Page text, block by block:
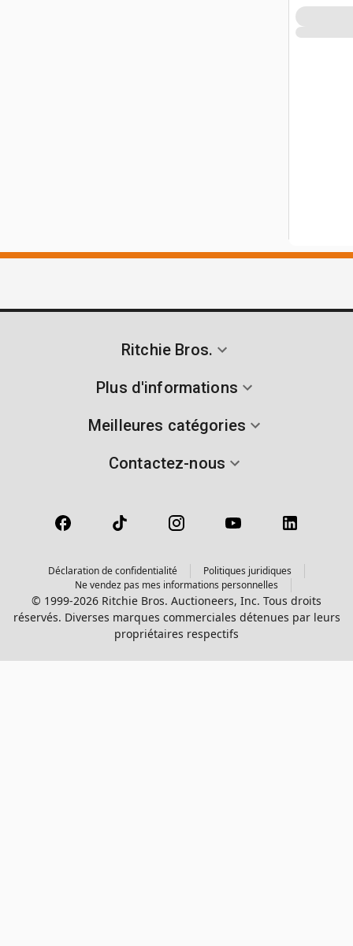
Ritchie Bros.
Plus d'informations
Meilleures catégories
Contactez-nous
Déclaration de confidentialité
Politiques juridiques
Ne vendez pas mes informations personnelles
© 1999-2026 Ritchie Bros. Auctioneers, Inc. Tous droits
réservés. Diverses marques commerciales détenues par leurs
propriétaires respectifs